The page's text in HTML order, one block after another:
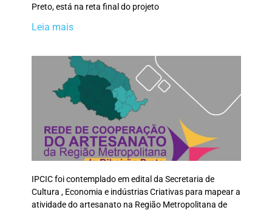
Preto, está na reta final do projeto
Leia mais
IPCIC foi contemplado em edital da Secretaria de
Cultura , Economia e indústrias Criativas para mapear a
atividade do artesanato na Região Metropolitana de